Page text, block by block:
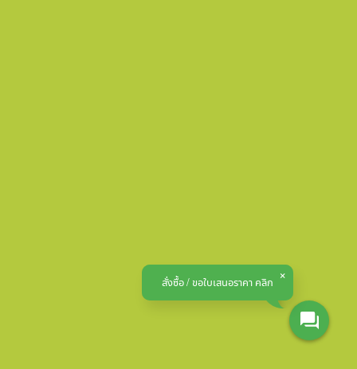
สั่งซื้อ / ขอใบเสนอราคา คลิก